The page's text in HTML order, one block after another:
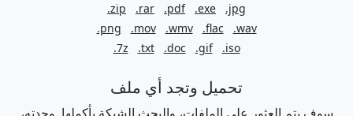
.zip
.rar .pdf .exe
.jpg
.png
.mov .wmv .flac
.wav
.7z
.txt .doc .gif .iso
تحميل وتجد أي ملف